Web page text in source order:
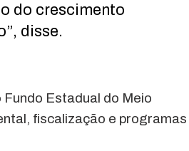
do crescimento
disse.
Estadual do Meio
fiscalização e programas